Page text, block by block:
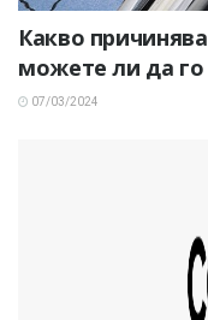
Какво
можете ли да го
07/03/2024